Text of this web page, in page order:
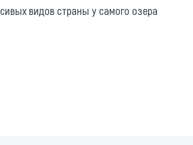
видов страны у самого озера